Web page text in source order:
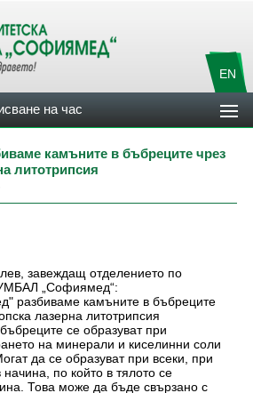
EN
на час
камъните в бъбреците чрез
литотрипсия
завеждащ отделението по
„Софиямед“:
разбиваме камъните в бъбреците
лазерна литотрипсия
се образуват при
на минерали и киселинни соли
да се образуват при всеки, при
начина, по който в тялото се
Това може да бъде свързано с